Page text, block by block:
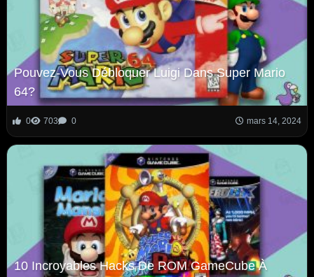
Pouvez-Vous Débloquer Luigi Dans Super Mario
64?
0 703 0 mars 14, 2024
10 Incroyables Hacks De ROM GameCube À